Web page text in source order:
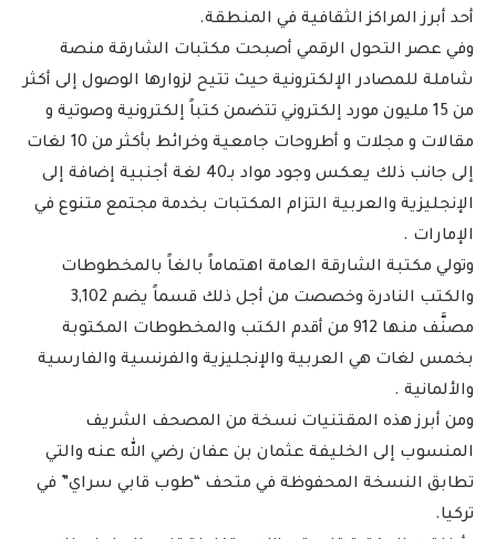
أحد أبرز المراكز الثقافية في المنطقة.
وفي عصر التحول الرقمي أصبحت مكتبات الشارقة منصة
شاملة للمصادر الإلكترونية حيث تتيح لزوارها الوصول إلى أكثر
من 15 مليون مورد إلكتروني تتضمن كتباً إلكترونية وصوتية و
مقالات و مجلات و أطروحات جامعية وخرائط بأكثر من 10 لغات
إلى جانب ذلك يعكس وجود مواد بـ40 لغة أجنبية إضافة إلى
الإنجليزية والعربية التزام المكتبات بخدمة مجتمع متنوع في
الإمارات .
وتولي مكتبة الشارقة العامة اهتماماً بالغاً بالمخطوطات
والكتب النادرة وخصصت من أجل ذلك قسماً يضم 3,102
مصنَّف منها 912 من أقدم الكتب والمخطوطات المكتوبة
بخمس لغات هي العربية والإنجليزية والفرنسية والفارسية
والألمانية .
ومن أبرز هذه المقتنيات نسخة من المصحف الشريف
المنسوب إلى الخليفة عثمان بن عفان رضي الله عنه والتي
تطابق النسخة المحفوظة في متحف “طوب قابي سراي” في
تركيا.